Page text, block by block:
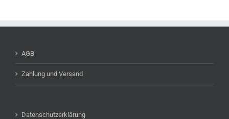
AGB
Zahlung und Versand
Datenschutzerklärung